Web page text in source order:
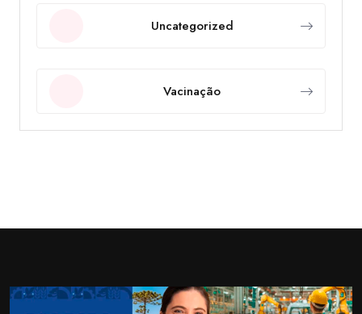
Uncategorized
Vacinação